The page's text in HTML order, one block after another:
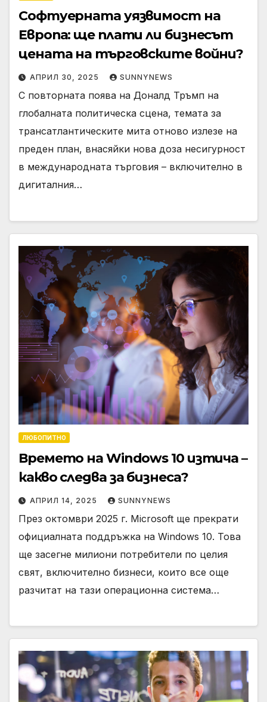
Софтуерната уязвимост на
Европа: ще плати ли бизнесът
цената на търговските войни?
АПРИЛ 30, 2025 SUNNYNEWS
С повторната поява на Доналд Тръмп на
глобалната политическа сцена, темата за
трансатлантическите мита отново излезе на
преден план, внасяйки нова доза несигурност
в международната търговия – включително в
дигиталния…
ЛЮБОПИТНО
Времето на Windows 10 изтича –
какво следва за бизнеса?
АПРИЛ 14, 2025 SUNNYNEWS
През октомври 2025 г. Microsoft ще прекрати
официалната поддръжка на Windows 10. Това
ще засегне милиони потребители по целия
свят, включително бизнеси, които все още
разчитат на тази операционна система…